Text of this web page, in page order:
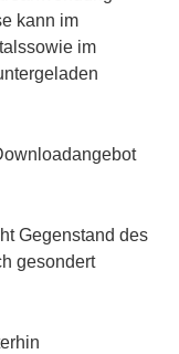
kann im
im
Gegenstand des
gesondert